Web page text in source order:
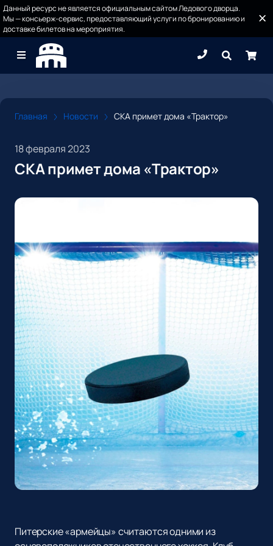
Данный ресурс не является официальным сайтом Ледового дворца.
Мы — консьерж-сервис, предоставляющий услуги по бронированию и
доставке билетов на мероприятия.
Главная Новости СКА примет дома «Трактор»
18 февраля 2023
СКА примет дома «Трактор»
Питерские «армейцы» считаются одними из